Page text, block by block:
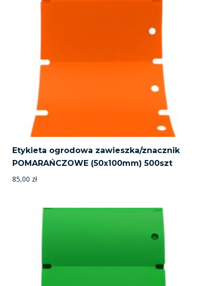
Etykieta ogrodowa zawieszka/znacznik
POMARAŃCZOWE (50x100mm) 500szt
85,00 zł